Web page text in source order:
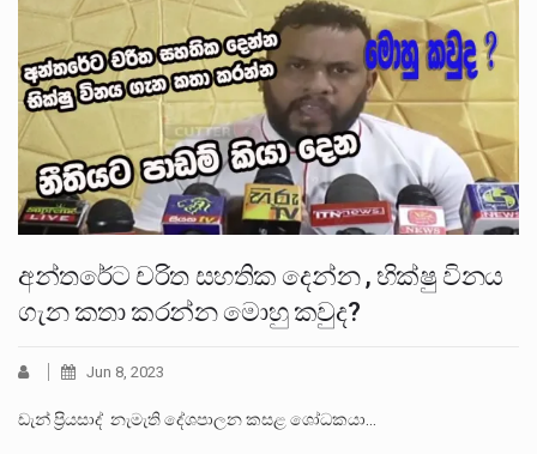
අන්තරේට චරිත සහතික දෙන්න , භික්ෂු විනය
ගැන කතා කරන්න මොහු කවුද?
Jun 8, 2023
ඩැන් ප්‍රියසාද් නැමැති දේශපාලන කසළ ශෝධකයා…